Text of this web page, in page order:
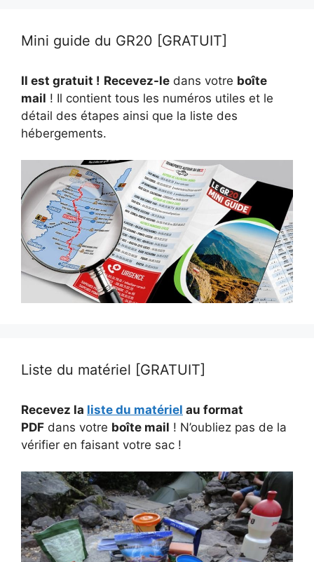
Mini guide du GR20 [GRATUIT]
Il est gratuit ! Recevez-le dans votre boîte
mail ! Il contient tous les numéros utiles et le
détail des étapes ainsi que la liste des
hébergements.
Liste du matériel [GRATUIT]
Recevez la liste du matériel au format
PDF dans votre boîte mail ! N’oubliez pas de la
vérifier en faisant votre sac !